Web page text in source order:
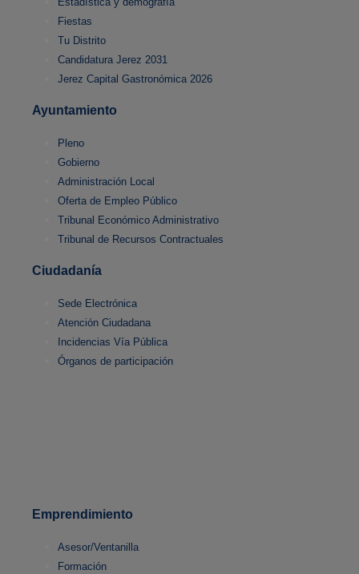
Fiestas
Tu Distrito
Candidatura Jerez 2031
Jerez Capital Gastronómica 2026
Ayuntamiento
Pleno
Gobierno
Administración Local
Oferta de Empleo Público
Tribunal Económico Administrativo
Tribunal de Recursos Contractuales
Ciudadanía
Sede Electrónica
Atención Ciudadana
Incidencias Vía Pública
Órganos de participación
Emprendimiento
Asesor/Ventanilla
Formación